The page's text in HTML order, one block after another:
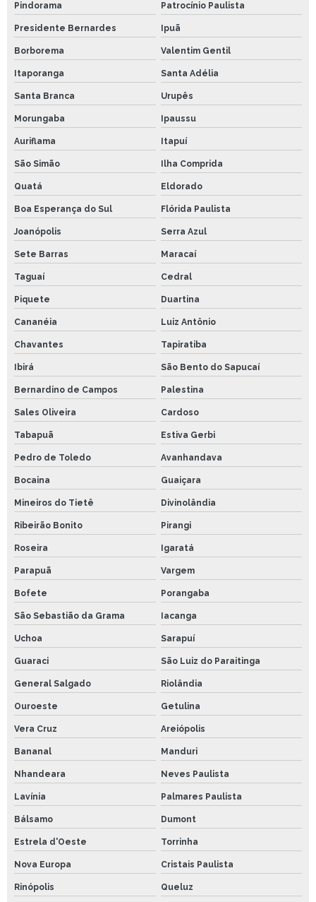
Pindorama Patrocínio Paulista
Presidente Bernardes Ipuã
Borborema Valentim Gentil
Itaporanga Santa Adélia
Santa Branca Urupês
Morungaba Ipaussu
Auriflama Itapuí
São Simão Ilha Comprida
Quatá Eldorado
Boa Esperança do Sul Flórida Paulista
Joanópolis Serra Azul
Sete Barras Maracaí
Taguaí Cedral
Piquete Duartina
Cananéia Luiz Antônio
Chavantes Tapiratiba
Ibirá São Bento do Sapucaí
Bernardino de Campos Palestina
Sales Oliveira Cardoso
Tabapuã Estiva Gerbi
Pedro de Toledo Avanhandava
Bocaina Guaiçara
Mineiros do Tietê Divinolândia
Ribeirão Bonito Pirangi
Roseira Igaratá
Parapuã Vargem
Bofete Porangaba
São Sebastião da Grama Iacanga
Uchoa Sarapuí
Guaraci São Luiz do Paraitinga
General Salgado Riolândia
Ouroeste Getulina
Vera Cruz Areiópolis
Bananal Manduri
Nhandeara Neves Paulista
Lavínia Palmares Paulista
Bálsamo Dumont
Estrela d'Oeste Torrinha
Nova Europa Cristais Paulista
Rinópolis Queluz